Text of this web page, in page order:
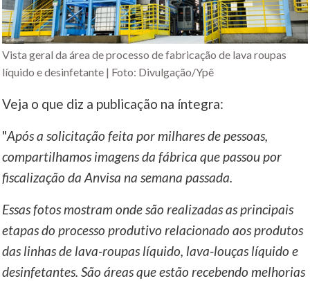
Vista geral da área de processo de fabricação de lava roupas
líquido e desinfetante | Foto: Divulgação/Ypê
Veja o que diz a publicação na íntegra:
"Após a solicitação feita por milhares de pessoas,
compartilhamos imagens da fábrica que passou por
fiscalização da Anvisa na semana passada.
Essas fotos mostram onde são realizadas as principais
etapas do processo produtivo relacionado aos produtos
das linhas de lava-roupas líquido, lava-louças líquido e
desinfetantes. São áreas que estão recebendo melhorias